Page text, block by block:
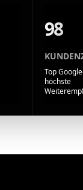
98
Top
höchste